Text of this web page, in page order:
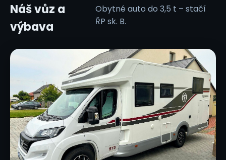
Náš vůz a
výbava
Obytné auto do 3,5 t – stačí
ŘP sk. B.